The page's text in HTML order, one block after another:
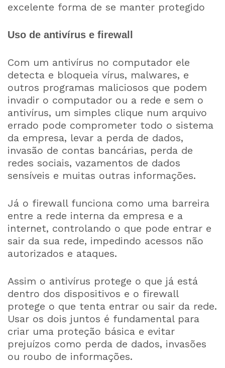
excelente forma de se manter protegido
Uso de antivírus e firewall
Com um antivírus no computador ele
detecta e bloqueia vírus, malwares, e
outros programas maliciosos que podem
invadir o computador ou a rede e sem o
antivírus, um simples clique num arquivo
errado pode comprometer todo o sistema
da empresa, levar a perda de dados,
invasão de contas bancárias, perda de
redes sociais, vazamentos de dados
sensíveis e muitas outras informações.
Já o firewall funciona como uma barreira
entre a rede interna da empresa e a
internet, controlando o que pode entrar e
sair da sua rede, impedindo acessos não
autorizados e ataques.
Assim o antivírus protege o que já está
dentro dos dispositivos e o firewall
protege o que tenta entrar ou sair da rede.
Usar os dois juntos é fundamental para
criar uma proteção básica e evitar
prejuízos como perda de dados, invasões
ou roubo de informações.